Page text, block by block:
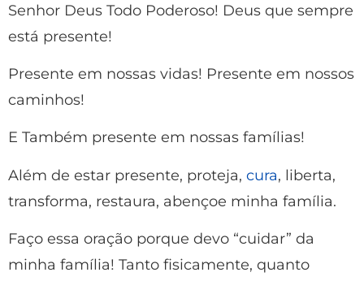
Senhor Deus Todo Poderoso! Deus que sempre
está presente!
Presente em nossas vidas! Presente em nossos
caminhos!
E Também presente em nossas famílias!
Além de estar presente, proteja, cura, liberta,
transforma, restaura, abençoe minha família.
Faço essa oração porque devo “cuidar” da
minha família! Tanto fisicamente, quanto